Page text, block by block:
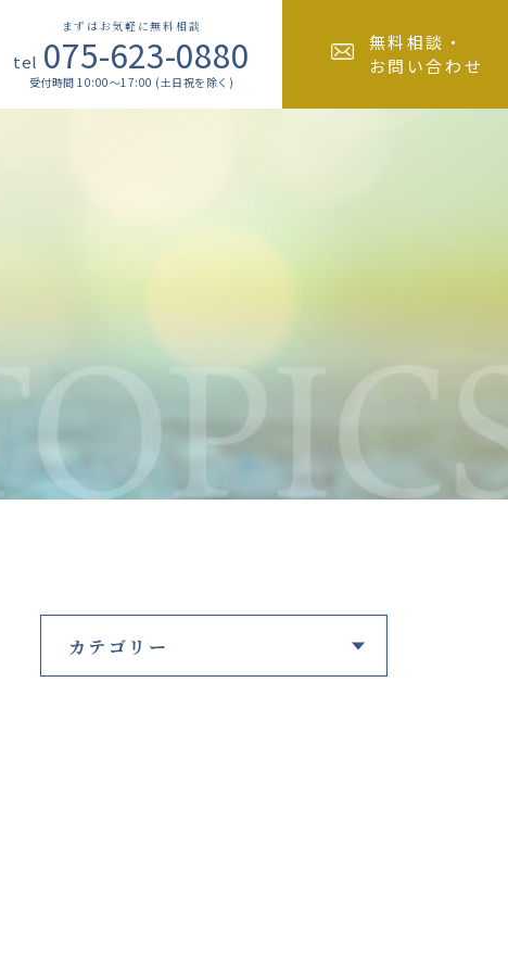
無料相談・
お問い合わせ
まずはお気軽に無料相談
tel 075-623-0880
受付時間 10:00～17:00 (土日祝を除く)